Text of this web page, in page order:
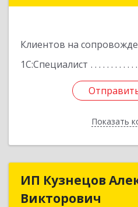
Клиентов на
1С:Специалист
Показать
ИП Кузнецов
Викторович
ИП